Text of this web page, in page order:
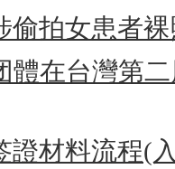
偷拍女患者
體在台灣第
證材料流程(